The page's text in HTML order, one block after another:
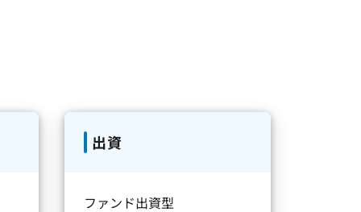
出資
ファンド出資型